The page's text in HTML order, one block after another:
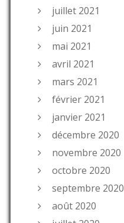
juillet 2021
juin 2021
mai 2021
avril 2021
mars 2021
février 2021
janvier 2021
décembre 2020
novembre 2020
octobre 2020
septembre 2020
août 2020